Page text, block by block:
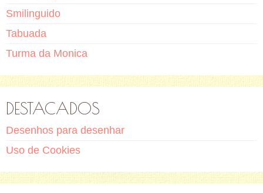
Smilinguido
Tabuada
Turma da Monica
DESTACADOS
Desenhos para desenhar
Uso de Cookies